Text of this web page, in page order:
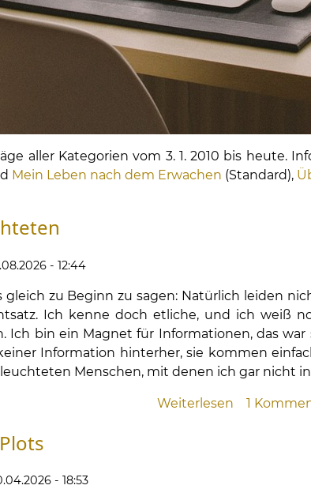
aller Kategorien vom 3. 1. 2010 bis heute.
Mein Leben nach dem Erwachen (Standard),
- 12:44
gleich zu Beginn zu sagen: Natürlich leiden
Ich kenne doch etliche, und ich weiß
Ich bin ein Magnet für Informationen, das
Information hinterher, sie kommen
Menschen, mit denen ich gar nicht
Weiterlesen über
1
- 18:53